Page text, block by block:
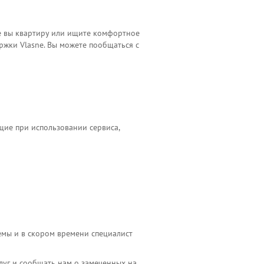
вы квартиру или ищите комфортное
Vlasne. Вы можете пообщаться с
при использовании сервиса,
и в скором времени специалист